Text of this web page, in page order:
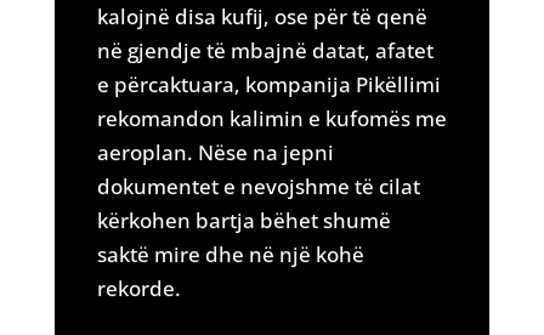
kalojnë disa kufij, ose për të qenë
në gjendje të mbajnë datat, afatet
e përcaktuara, kompanija Pikëllimi
rekomandon kalimin e kufomës me
aeroplan. Nëse na jepni
dokumentet e nevojshme të cilat
kërkohen bartja bëhet shumë
saktë mire dhe në një kohë
rekorde.